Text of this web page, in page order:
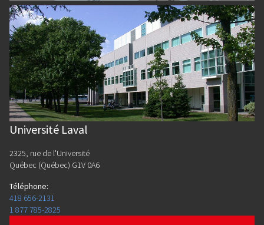
Université Laval
2325, rue de l'Université
Québec (Québec) G1V 0A6
Téléphone:
418 656-2131
1 877 785-2825